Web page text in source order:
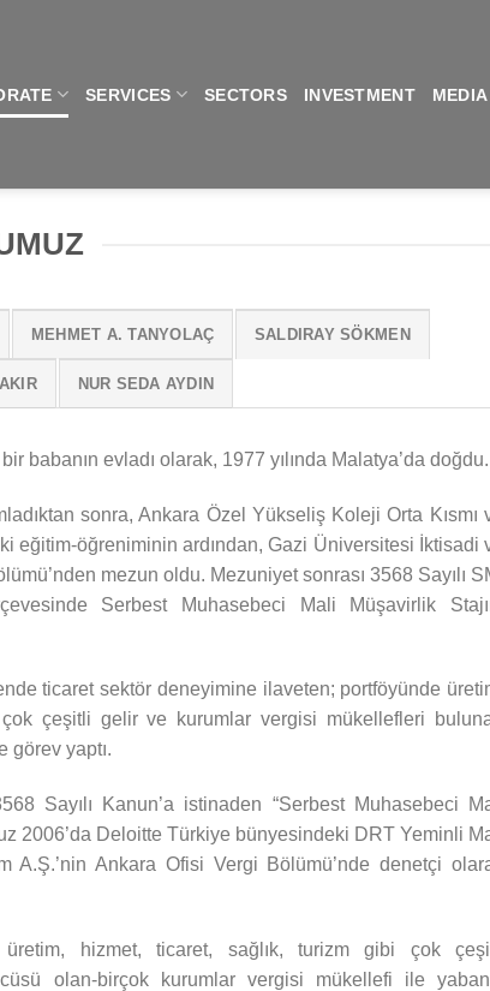
SERVICES SECTORS INVESTMENT MEDIA
MEHMET A. TANYOLAÇ SALDIRAY SÖKMEN
NUR SEDA AYDIN
babanın evladı olarak, 1977 yılında Malatya’da doğdu.
sonra, Ankara Özel Yükseliş Koleji Orta Kısmı
eğitim-öğreniminin ardından, Gazi Üniversitesi İktisadi
mezun oldu. Mezuniyet sonrası 3568 Sayılı
Serbest Muhasebeci Mali Müşavirlik
ticaret sektör deneyimine ilaveten; portföyünde
çeşitli gelir ve kurumlar vergisi mükellefleri
görev yaptı.
Sayılı Kanun’a istinaden “Serbest Muhasebeci
2006’da Deloitte Türkiye bünyesindeki DRT Yeminli
A.Ş.’nin Ankara Ofisi Vergi Bölümü’nde denetçi
üretim, hizmet, ticaret, sağlık, turizm gibi çok
olan-birçok kurumlar vergisi mükellefi ile